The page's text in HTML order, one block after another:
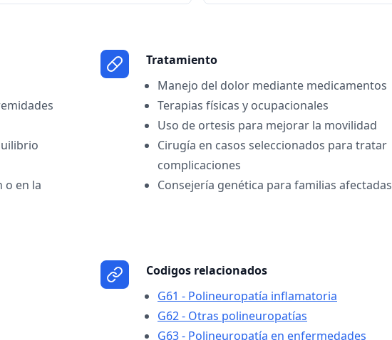
o en la
Tratamiento
Manejo del dolor mediante medicamentos
Terapias físicas y ocupacionales
Uso de ortesis para mejorar la movilidad
Cirugía en casos seleccionados para tratar
complicaciones
Consejería genética para familias afectadas
Codigos relacionados
G61 - Polineuropatía inflamatoria
G62 - Otras polineuropatías
G63 - Polineuropatía en enfermedades